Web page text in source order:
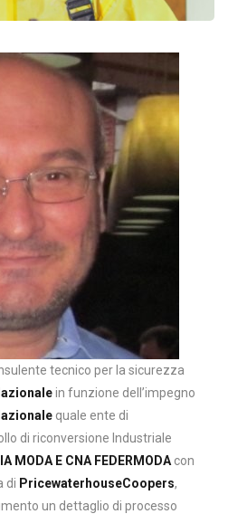
tecnico per la sicurezza
in funzione dell’impegno
quale ente di
di riconversione Industriale
MODA E CNA FEDERMODA con
di PricewaterhouseCoopers,
un dettaglio di processo